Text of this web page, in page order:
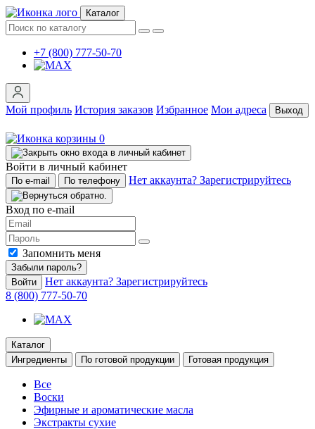
Каталог
+7 (800) 777-50-70
Мой профиль История заказов Избранное Мои адреса Выход
0
Войти в личный кабинет
По e-mail По телефону Нет аккаунта? Зарегистрируйтесь
Вход по e-mail
Запомнить меня
Забыли пароль?
Войти
Нет аккаунта? Зарегистрируйтесь
8 (800) 777-50-70
Каталог
Ингредиенты
По готовой продукции Готовая продукция
Все
Воски
Эфирные и ароматические масла
Экстракты сухие